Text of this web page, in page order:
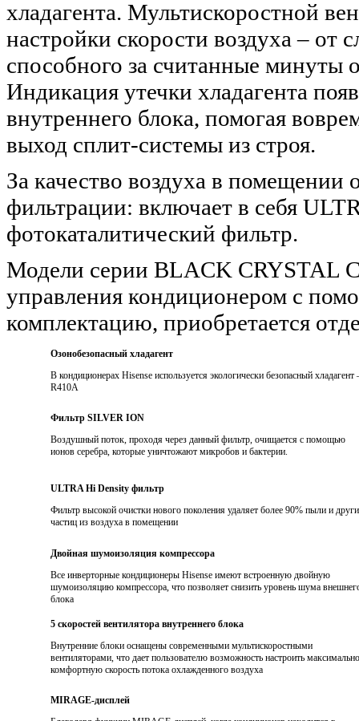
хладагента. Мультискоростной
настройки скорости воздуха – от
способного за считанные минуты
Индикация утечки хладагента
внутреннего блока, помогая
выход сплит-системы из строя.
За качество воздуха в помещении
фильтрации: включает в себя
фотокаталитический фильтр.
Модели серии BLACK CRYSTAL
управления кондиционером с
комплектацию, приобретается
Озонобезопасный хладагент
В кондиционерах Hisense используется экологически безопасный хладагент
R410A
Фильтр SILVER ION
Воздушный поток, проходя через данный фильтр, очищается с помощью
ионов серебра, которые уничтожают микробов и бактерии.
ULTRA Hi Density фильтр
Фильтр высокой очистки нового поколения удаляет более 90% пыли и
частиц из воздуха в помещении
Двойная шумоизоляция компрессора
Все инверторные кондиционеры Hisense имеют встроенную двойную
шумоизоляцию компрессора, что позволяет снизить уровень шума
блока
5 скоростей вентилятора внутреннего блока
Внутренние блоки оснащены современными мультискоростными
вентиляторами, что дает пользователю возможность настроить максимально
комфортную скорость потока охлажденного воздуха
MIRAGE-дисплей